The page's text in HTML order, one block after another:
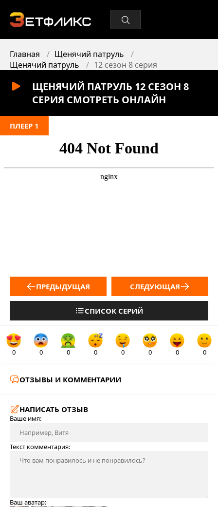
Главная
Щенячий патруль
Щенячий патруль
12 сезон 8 серия
ЩЕНЯЧИЙ ПАТРУЛЬ 12 СЕЗОН 8
СЕРИЯ СМОТРЕТЬ ОНЛАЙН
ПЛЕЕР 1
ПРЕДЫДУЩАЯ
СПИСОК СЕРИЙ
СЛЕДУЮЩАЯ
0 0 0 0 0 0 0 0
ОТЗЫВЫ И КОММЕНТАРИИ
НАПИСАТЬ ОТЗЫВ
Ваше имя:
Текст комментария:
Ваш аватар: